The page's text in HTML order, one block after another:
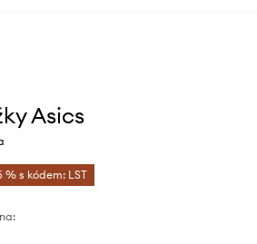
Asics
% s kódem: LST